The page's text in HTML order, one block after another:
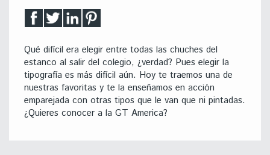
Qué difícil era elegir entre todas las chuches del
estanco al salir del colegio, ¿verdad? Pues elegir la
tipografía es más difícil aún. Hoy te traemos una de
nuestras favoritas y te la enseñamos en acción
emparejada con otras tipos que le van que ni pintadas.
¿Quieres conocer a la GT America?